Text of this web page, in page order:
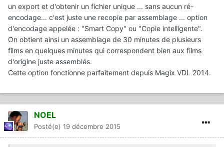
un export et d'obtenir un fichier unique ... sans aucun ré-
encodage... c'est juste une recopie par assemblage ... option
d'encodage appelée : "Smart Copy" ou "Copie intelligente".
On obtient ainsi un assemblage de 30 minutes de plusieurs
films en quelques minutes qui correspondent bien aux films
d'origine juste assemblés.
Cette option fonctionne parfaitement depuis Magix VDL 2014.
NOEL
Posté(e) 19 décembre 2015